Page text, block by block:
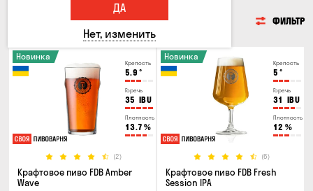
ФИЛЬТР
Крепость
5.9 °
Горечь
35 IBU
Плотность
13.7 %
(2)
Новинка
Крафтовое пиво FDB Amber
Wave
Крепость
5 °
Горечь
31 IBU
Плотность
12 %
(6)
Новинка
Крафтовое пиво FDB Fresh
Session IPA
ДА
Нет, изменить